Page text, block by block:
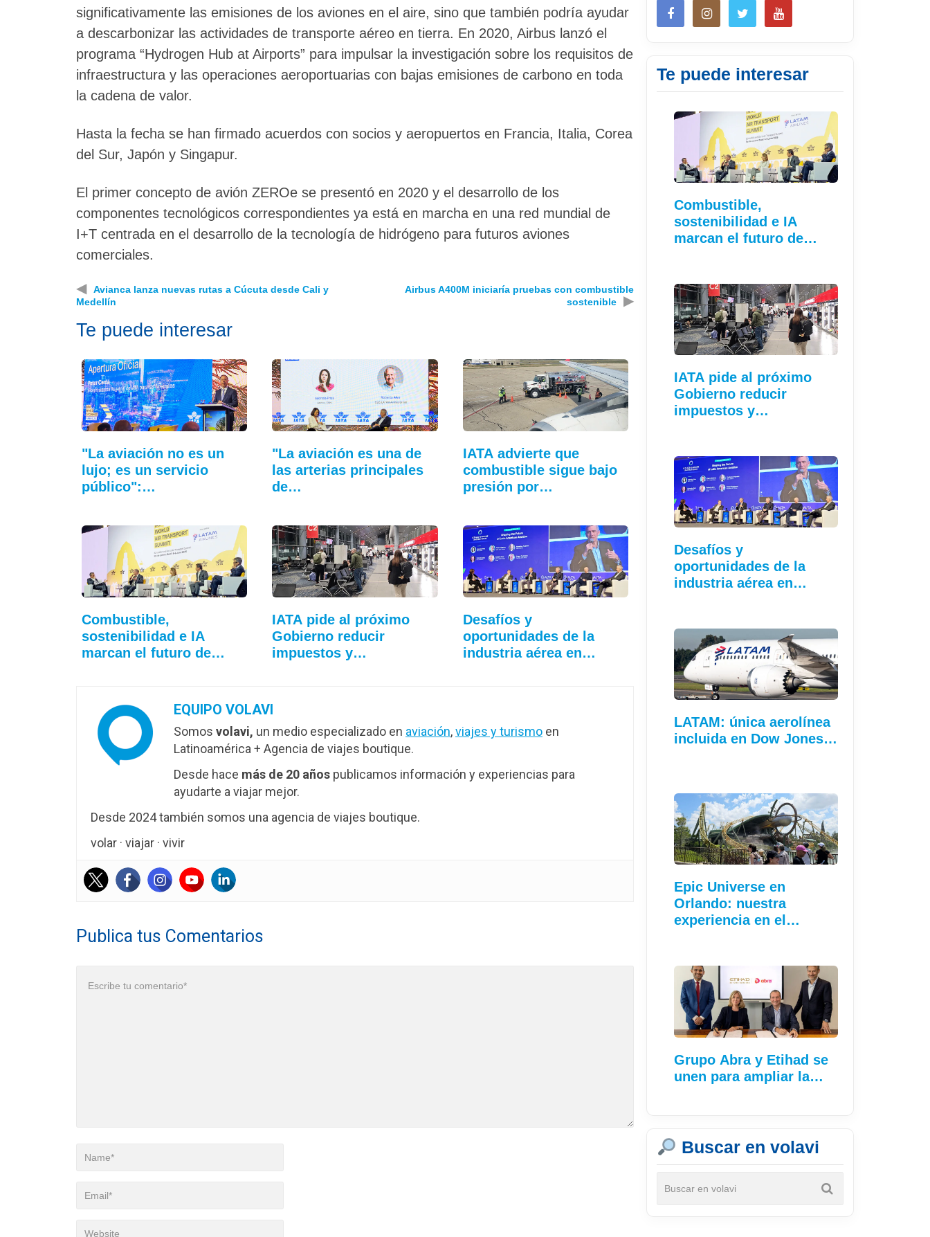
significativamente las emisiones de los aviones en el aire, sino que también podría ayudar
a descarbonizar las actividades de transporte aéreo en tierra. En 2020, Airbus lanzó el
programa “Hydrogen Hub at Airports” para impulsar la investigación sobre los requisitos de
infraestructura y las operaciones aeroportuarias con bajas emisiones de carbono en toda
la cadena de valor.
Hasta la fecha se han firmado acuerdos con socios y aeropuertos en Francia, Italia, Corea
del Sur, Japón y Singapur.
El primer concepto de avión ZEROe se presentó en 2020 y el desarrollo de los
componentes tecnológicos correspondientes ya está en marcha en una red mundial de
I+T centrada en el desarrollo de la tecnología de hidrógeno para futuros aviones
comerciales.
◀
Avianca lanza nuevas rutas a Cúcuta desde Cali y
Medellín
Airbus A400M iniciaría pruebas con combustible
sostenible
▶
Te puede interesar
"La aviación no es un
lujo; es un servicio
público":…
"La aviación es una de
las arterias principales
de…
IATA advierte que
combustible sigue bajo
presión por…
Combustible,
sostenibilidad e IA
marcan el futuro de…
IATA pide al próximo
Gobierno reducir
impuestos y…
Desafíos y
oportunidades de la
industria aérea en…
EQUIPO VOLAVI
Somos volavi, un medio especializado en aviación,viajes y turismo en
Latinoamérica + Agencia de viajes boutique.
Desde hace más de 20 años publicamos información y experiencias para
ayudarte a viajar mejor.
Desde 2024 también somos una agencia de viajes boutique.
volar · viajar · vivir
Publica tus Comentarios
Te puede interesar
Combustible,
sostenibilidad e IA
marcan el futuro de…
IATA pide al próximo
Gobierno reducir
impuestos y…
Desafíos y
oportunidades de la
industria aérea en…
LATAM: única aerolínea
incluida en Dow Jones…
Epic Universe en
Orlando: nuestra
experiencia en el…
Grupo Abra y Etihad se
unen para ampliar la…
Buscar en volavi